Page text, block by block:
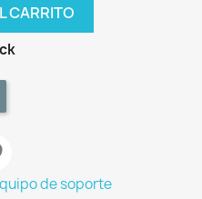
CARRITO
de soporte